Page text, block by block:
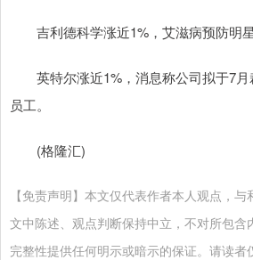
吉利德科学涨近1%，艾滋病预防明
英特尔涨近1%，消息称公司拟于7
员工。
(格隆汇)
【免责声明】本文仅代表作者本人观点，
文中陈述、观点判断保持中立，不对所包含
完整性提供任何明示或暗示的保证。请读者